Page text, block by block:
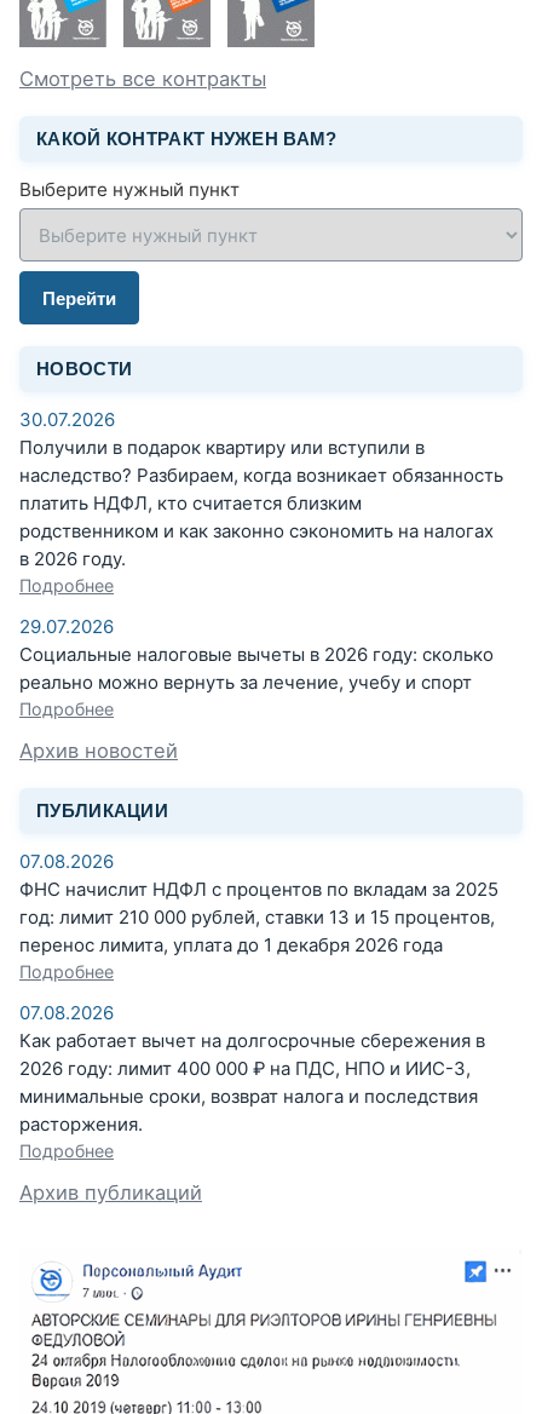
Смотреть все контракты
КАКОЙ КОНТРАКТ НУЖЕН ВАМ?
Выберите нужный пункт
Перейти
НОВОСТИ
30.07.2026
Получили в подарок квартиру или вступили в
наследство? Разбираем, когда возникает обязанность
платить НДФЛ, кто считается близким
родственником и как законно сэкономить на налогах
в 2026 году.
Подробнее
29.07.2026
Социальные налоговые вычеты в 2026 году: сколько
реально можно вернуть за лечение, учебу и спорт
Подробнее
Архив новостей
ПУБЛИКАЦИИ
07.08.2026
ФНС начислит НДФЛ с процентов по вкладам за 2025
год: лимит 210 000 рублей, ставки 13 и 15 процентов,
перенос лимита, уплата до 1 декабря 2026 года
Подробнее
07.08.2026
Как работает вычет на долгосрочные сбережения в
2026 году: лимит 400 000 ₽ на ПДС, НПО и ИИС-3,
минимальные сроки, возврат налога и последствия
расторжения.
Подробнее
Архив публикаций